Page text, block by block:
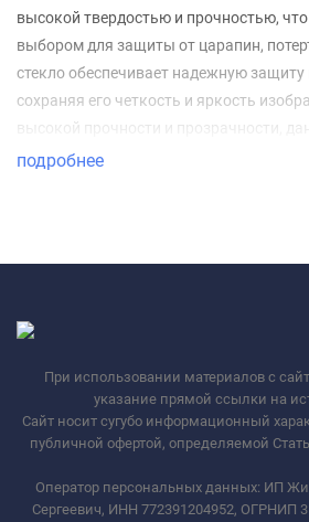
высокой твердостью и прочностью,
выбором для защиты от царапин,
стекло обеспечивает надежную защиту
сохраняя его четкость и яркость
высокой прочности и прозрачности,
позволяет использовать ваш iPhone с
подробнее
При использовании материалов с
указание прямой ссылки на
Сайт носит сугубо информационный
публичной офертой, определяемой
Оператор персональных данных: ИП
Сергеевич, ИНН 772391204952, ОГРНИП